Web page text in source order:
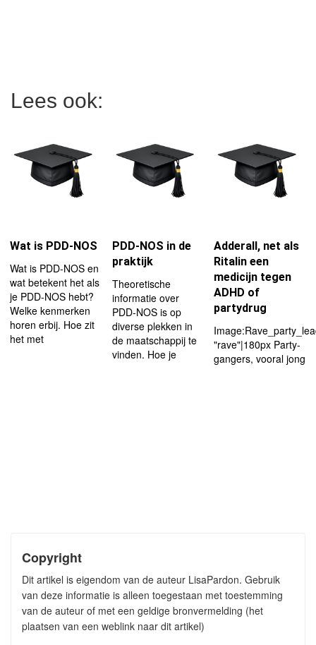
Lees ook:
Wat is PDD-NOS
Wat is PDD-NOS en
wat betekent het als
je PDD-NOS hebt?
Welke kenmerken
horen erbij. Hoe zit
het met
PDD-NOS in de
praktijk
Theoretische
informatie over
PDD-NOS is op
diverse plekken in
de maatschappij te
vinden. Hoe je
Adderall, net als
Ritalin een
medicijn tegen
ADHD of
partydrug
"rave"|180px Party-
gangers, vooral jong
Copyright
Dit artikel is eigendom van de auteur LisaPardon. Gebruik
van deze informatie is alleen toegestaan met toestemming
van de auteur of met een geldige bronvermelding (het
plaatsen van een weblink naar dit artikel)